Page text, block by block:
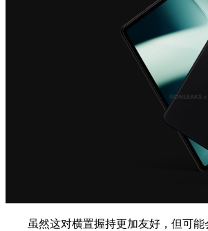
虽然这对横置握持更加友好，但可能